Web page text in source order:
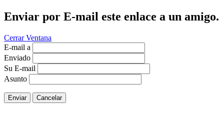
Enviar por E-mail este enlace a un amigo.
Cerrar Ventana
E-mail a
Enviado
Su E-mail
Asunto
Enviar Cancelar